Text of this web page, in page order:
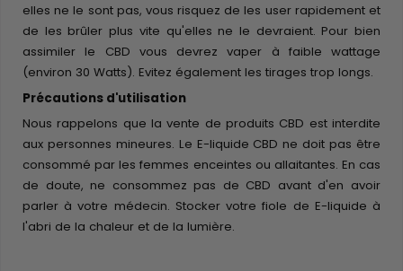
elles ne le sont pas, vous risquez de les user rapidement et
de les brûler plus vite qu'elles ne le devraient. Pour bien
assimiler le CBD vous devrez vaper à faible wattage
(environ 30 Watts). Evitez également les tirages trop longs.
Précautions d'utilisation
Nous rappelons que la vente de produits CBD est interdite
aux personnes mineures. Le E-liquide CBD ne doit pas être
consommé par les femmes enceintes ou allaitantes. En cas
de doute, ne consommez pas de CBD avant d'en avoir
parler à votre médecin. Stocker votre fiole de E-liquide à
l'abri de la chaleur et de la lumière.